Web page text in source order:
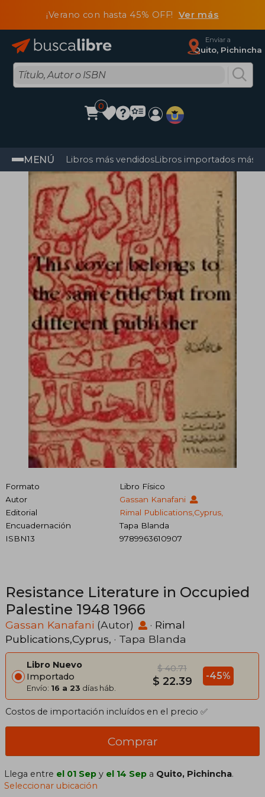
¡Verano con hasta 45% OFF! Ver más
Enviar a
Quito, Pichincha
0
MENÚ Libros más vendidosLibros importados más
Formato
Libro Físico
Autor
Gassan Kanafani
Editorial
Rimal Publications,Cyprus,
Encuadernación
Tapa Blanda
ISBN13
9789963610907
Resistance Literature in Occupied
Palestine 1948 1966
Gassan Kanafani (Autor) · Rimal
Publications,Cyprus, · Tapa Blanda
Libro Nuevo
Importado
Envío: 16 a 23 días háb.
$ 40.71
$ 22.39 -45%
Costos de importación incluídos en el precio ✅
Comprar
Llega entre el 01 Sep y el 14 Sep a Quito, Pichincha.
Seleccionar ubicación